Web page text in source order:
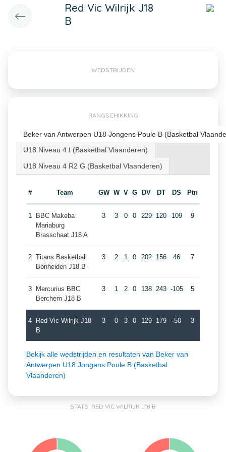
Red Vic Wilrijk J18
B
WEDSTRIJDEN
RANGSCHIKKING
Beker van Antwerpen U18 Jongens Poule B (Basketbal
U18 Niveau 4 I (Basketbal Vlaanderen)
U18 Niveau 4 R2 G (Basketbal Vlaanderen)
# Team GW W V G DV DT DS Ptn
1
BBC Makeba
Mariaburg
Brasschaat J18 A
3 3 0 0 229 120 109 9
2 Titans Basketball
Bonheiden J18 B
3 2 1 0 202 156 46 7
3
Mercurius BBC
Berchem J18 B
3 1 2 0 138 243 -105 5
4
Red Vic Wilrijk J18
B
3 0 3 0 129 179 -50 3
Bekijk alle wedstrijden en resultaten van Beker van
Antwerpen U18 Jongens Poule B (Basketbal
Vlaanderen)
STATS: RED VIC WILRIJK J18 B